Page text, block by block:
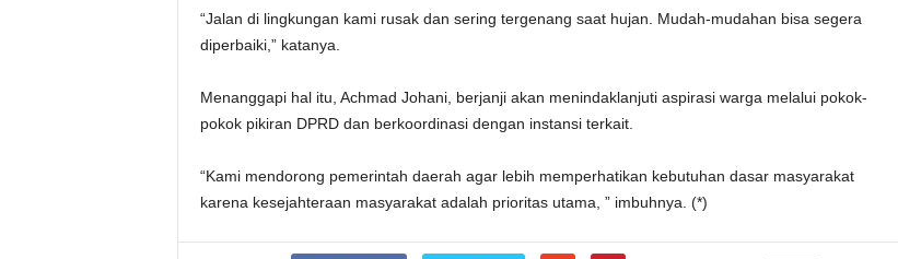
“Jalan di lingkungan kami rusak dan sering tergenang saat hujan. Mudah-mudahan bisa segera
diperbaiki,” katanya.
Menanggapi hal itu, Achmad Johani, berjanji akan menindaklanjuti aspirasi warga melalui pokok-
pokok pikiran DPRD dan berkoordinasi dengan instansi terkait.
“Kami mendorong pemerintah daerah agar lebih memperhatikan kebutuhan dasar masyarakat
karena kesejahteraan masyarakat adalah prioritas utama, ” imbuhnya. (*)